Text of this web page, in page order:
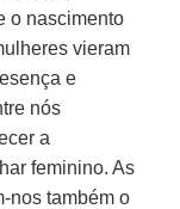
o nascimento
vieram
e
nós
a
feminino. As
nos também o